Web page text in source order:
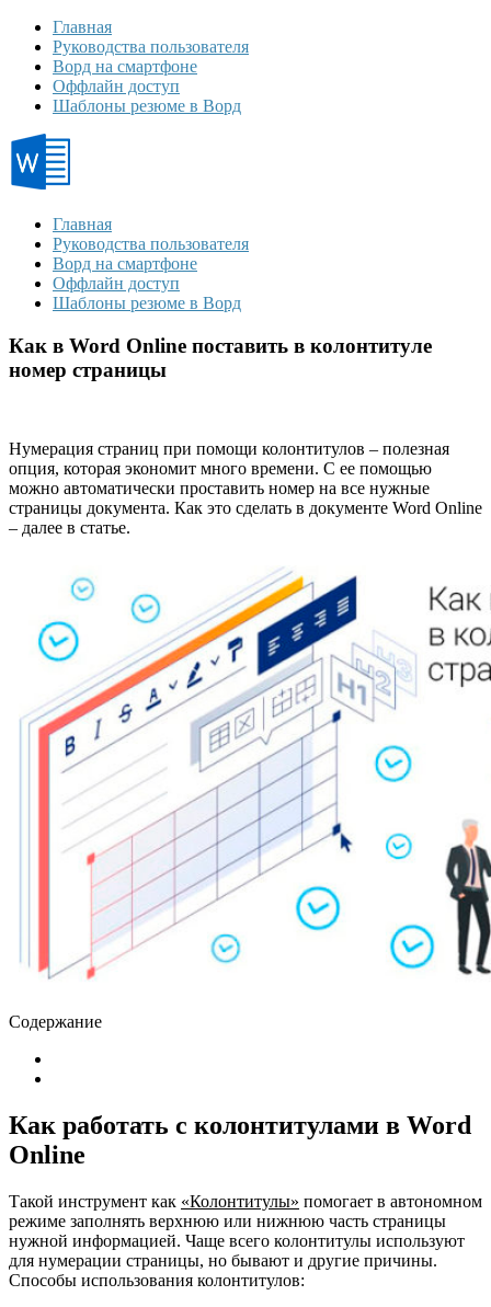
Главная
Руководства пользователя
Ворд на смартфоне
Оффлайн доступ
Шаблоны резюме в Ворд
Главная
Руководства пользователя
Ворд на смартфоне
Оффлайн доступ
Шаблоны резюме в Ворд
Как в Word Online поставить в колонтитуле
номер страницы
Нумерация страниц при помощи колонтитулов – полезная
опция, которая экономит много времени. С ее помощью
можно автоматически проставить номер на все нужные
страницы документа. Как это сделать в документе Word Online
– далее в статье.
Содержание
Как работать с колонтитулами в Word
Online
Такой инструмент как «Колонтитулы» помогает в автономном
режиме заполнять верхнюю или нижнюю часть страницы
нужной информацией. Чаще всего колонтитулы используют
для нумерации страницы, но бывают и другие причины.
Способы использования колонтитулов: